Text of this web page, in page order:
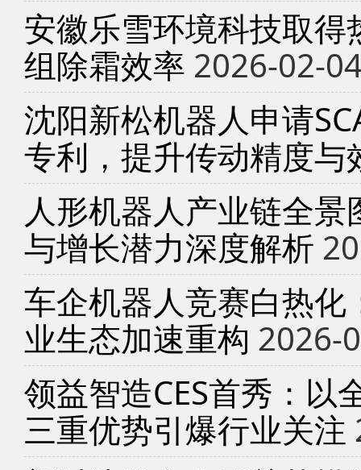
安徽乐雪环境科技取
组除霜效率 2026-02-
沈阳新松机器人申请
专利，提升传动精度与
人形机器人产业链全
与增长潜力深度解析
车企机器人竞赛白热
业生态加速重构 2026-
领益智造CES首秀：以
三重优势引爆行业关注